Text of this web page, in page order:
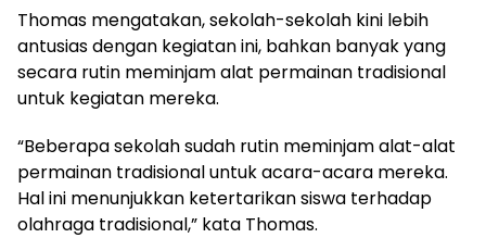
Thomas mengatakan, sekolah-sekolah kini lebih
antusias dengan kegiatan ini, bahkan banyak yang
secara rutin meminjam alat permainan tradisional
untuk kegiatan mereka.
“Beberapa sekolah sudah rutin meminjam alat-alat
permainan tradisional untuk acara-acara mereka.
Hal ini menunjukkan ketertarikan siswa terhadap
olahraga tradisional,” kata Thomas.